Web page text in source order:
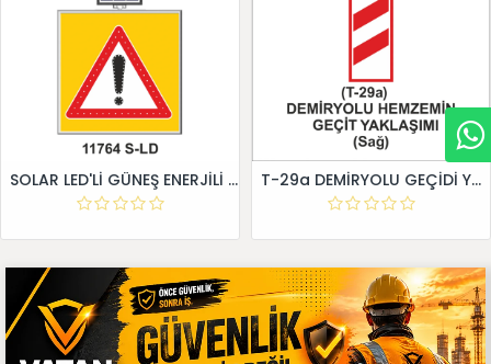
SOLAR LED'Lİ GÜNEŞ ENERJİLİ LEVHA T-29a DEMİRYOLU GEÇİDİ YAKLAŞIM LEVHALARI (Sağ)